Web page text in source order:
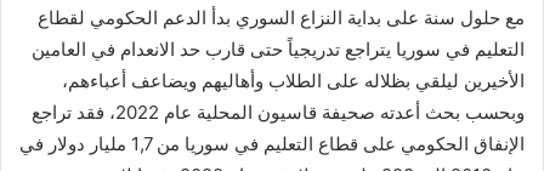
مع حلول سنة على بداية النزاع السوري بدأ الدعم الحكومي لقطاع
التعليم في سوريا يتراجع تدريجياً حتى قارب حد الانعدام في العامين
الأخيرين ليلقي بظلاله على الطلاب وأهاليهم ويضاعف أعباءهم،
وبحسب بحث أعدته صحيفة قاسيون المحلية عام 2022، فقد تراجع
الإنفاق الحكومي على قطاع التعليم في سوريا من 1,7 مليار دولار في